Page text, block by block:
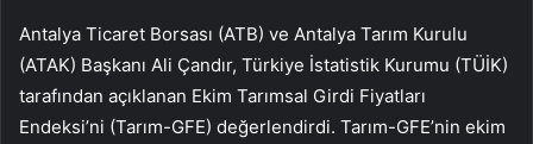
Antalya Ticaret Borsası (ATB) ve Antalya Tarım Kurulu
(ATAK) Başkanı Ali Çandır, Türkiye İstatistik Kurumu (TÜİK)
tarafından açıklanan Ekim Tarımsal Girdi Fiyatları
Endeksi’ni (Tarım-GFE) değerlendirdi. Tarım-GFE’nin ekim